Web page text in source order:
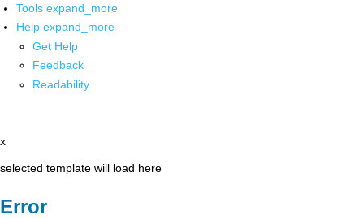
Tools expand_more
Help expand_more
Get Help
Feedback
Readability
x
selected template will load here
Error